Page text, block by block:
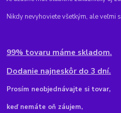
Nikdy nevyhoviete všetkým, ale veľmi
99% tovaru máme skladom.
Dodanie najneskôr do 3 dní.
Prosím neobjednávajte si tovar,
keď nemáte oň záujem,